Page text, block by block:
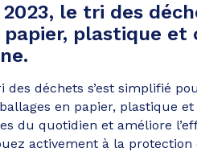
le tri des
plastique
des déchets s’est simplifié
en papier, plastique
du quotidien et améliore
activement à la protection